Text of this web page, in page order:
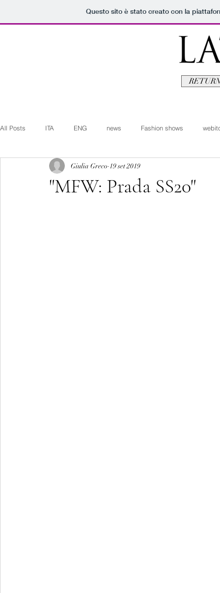
Questo sito è stato creato con la
All Posts ITA ENG news Fashion shows
Art+Culture Beauty latestman
"MFW: Prada SS20"
Giulia Greco 19 set 2019